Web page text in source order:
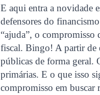
E aqui entra a novidade
defensores do
“ajuda”, o compromisso
fiscal. Bingo! A partir de
públicas de forma geral.
primárias. E o que isso
compromisso em buscar